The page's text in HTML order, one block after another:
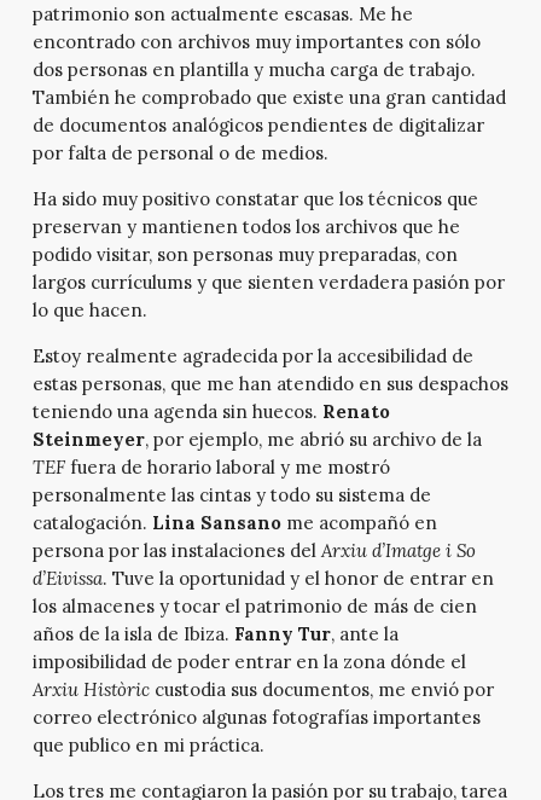
patrimonio son actualmente escasas. Me he
encontrado con archivos muy importantes con sólo
dos personas en plantilla y mucha carga de trabajo.
También he comprobado que existe una gran cantidad
de documentos analógicos pendientes de digitalizar
por falta de personal o de medios.
Ha sido muy positivo constatar que los técnicos que
preservan y mantienen todos los archivos que he
podido visitar, son personas muy preparadas, con
largos currículums y que sienten verdadera pasión por
lo que hacen.
Estoy realmente agradecida por la accesibilidad de
estas personas, que me han atendido en sus despachos
teniendo una agenda sin huecos. Renato
Steinmeyer, por ejemplo, me abrió su archivo de la
TEFfuera de horario laboral y me mostró
personalmente las cintas y todo su sistema de
catalogación. Lina Sansano me acompañó en
persona por las instalaciones delArxiu d’Imatge i So
d’Eivissa. Tuve la oportunidad y el honor de entrar en
los almacenes y tocar el patrimonio de más de cien
años de la isla de Ibiza. Fanny Tur, ante la
imposibilidad de poder entrar en la zona dónde el
Arxiu Històriccustodia sus documentos, me envió por
correo electrónico algunas fotografías importantes
que publico en mi práctica.
Los tres me contagiaron la pasión por su trabajo, tarea